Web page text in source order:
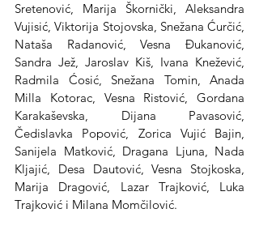
Sretenović, Marija Škornički, Aleksandra
Vujisić, Viktorija Stojovska, Snežana Ćurčić,
Nataša Radanović, Vesna Đukanović,
Sandra Jež, Jaroslav Kiš, Ivana Knežević,
Radmila Ćosić, Snežana Tomin, Anada
Milla Kotorac, Vesna Ristović, Gordana
Karakaševska, Dijana Pavasović,
Čedislavka Popović, Zorica Vujić Bajin,
Sanijela Matković, Dragana Ljuna, Nada
Kljajić, Desa Dautović, Vesna Stojkoska,
Marija Dragović, Lazar Trajković, Luka
Trajković i Milana Momčilović.